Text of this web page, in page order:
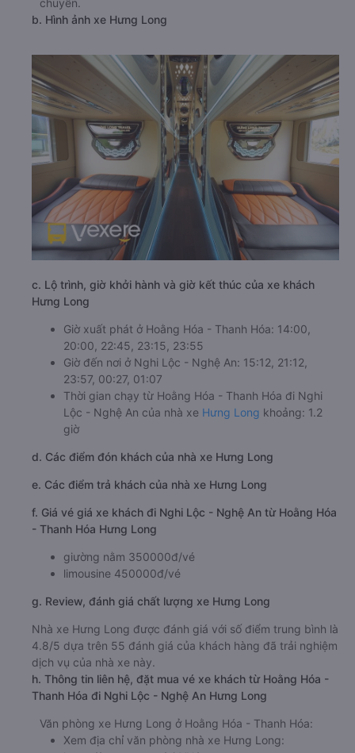
chuyển.
b. Hình ảnh xe Hưng Long
c. Lộ trình, giờ khởi hành và giờ kết thúc của xe khách
Hưng Long
Giờ xuất phát ở Hoằng Hóa - Thanh Hóa: 14:00,
20:00, 22:45, 23:15, 23:55
Giờ đến nơi ở Nghi Lộc - Nghệ An: 15:12, 21:12,
23:57, 00:27, 01:07
Thời gian chạy từ Hoằng Hóa - Thanh Hóa đi Nghi
Lộc - Nghệ An của nhà xe Hưng Long khoảng: 1.2
giờ
d. Các điểm đón khách của nhà xe Hưng Long
e. Các điểm trả khách của nhà xe Hưng Long
f. Giá vé giá xe khách đi Nghi Lộc - Nghệ An từ Hoằng Hóa
- Thanh Hóa Hưng Long
giường nằm 350000đ/vé
limousine 450000đ/vé
g. Review, đánh giá chất lượng xe Hưng Long
Nhà xe Hưng Long được đánh giá với số điểm trung bình là
4.8/5 dựa trên 55 đánh giá của khách hàng đã trải nghiệm
dịch vụ của nhà xe này.
h. Thông tin liên hệ, đặt mua vé xe khách từ Hoằng Hóa -
Thanh Hóa đi Nghi Lộc - Nghệ An Hưng Long
Văn phòng xe Hưng Long ở Hoằng Hóa - Thanh Hóa:
Xem địa chỉ văn phòng nhà xe Hưng Long: